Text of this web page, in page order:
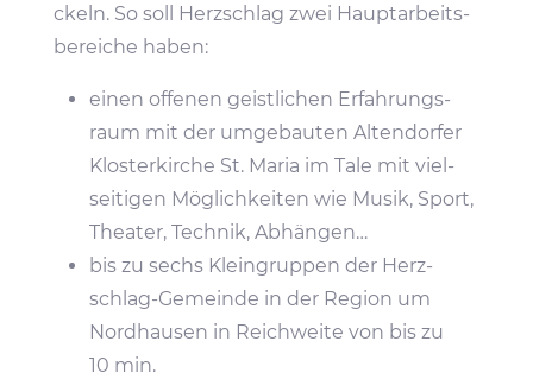
ckeln. So soll Herz­schlag zwei Haupt­ar­beits­
be­reiche haben:
einen offenen geist­li­chen Erfah­rungs­
raum mit der umge­bauten Alten­dorfer
Klos­ter­kirche St. Maria im Tale mit viel­
sei­tigen Möglich­keiten wie Musik, Sport,
Theater, Technik, Abhängen…
bis zu sechs Klein­gruppen der Herz­
schlag-Gemeinde in der Region um
Nord­hausen in Reich­weite von bis zu
10 min.